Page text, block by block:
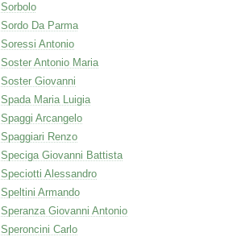
Sorbolo
Sordo Da Parma
Soressi Antonio
Soster Antonio Maria
Soster Giovanni
Spada Maria Luigia
Spaggi Arcangelo
Spaggiari Renzo
Speciga Giovanni Battista
Speciotti Alessandro
Speltini Armando
Speranza Giovanni Antonio
Speroncini Carlo